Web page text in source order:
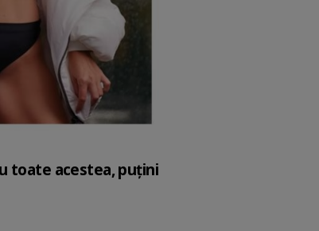
toate acestea, puțini